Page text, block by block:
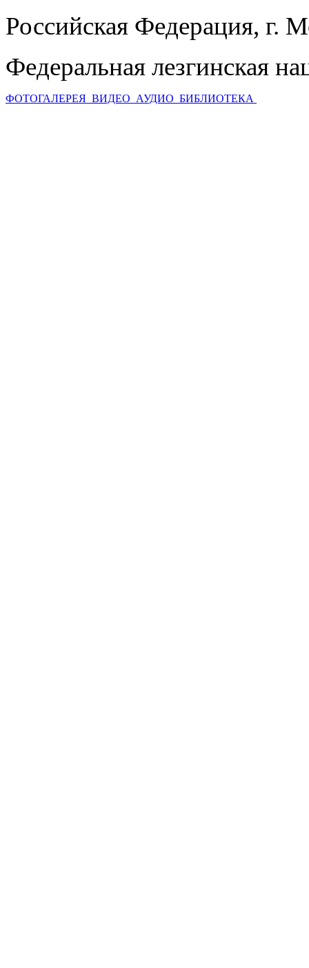
Российская Федерация, г.
Федеральная лезгинская
ФОТОГАЛЕРЕЯ ВИДЕО АУДИО БИБЛИОТЕКА